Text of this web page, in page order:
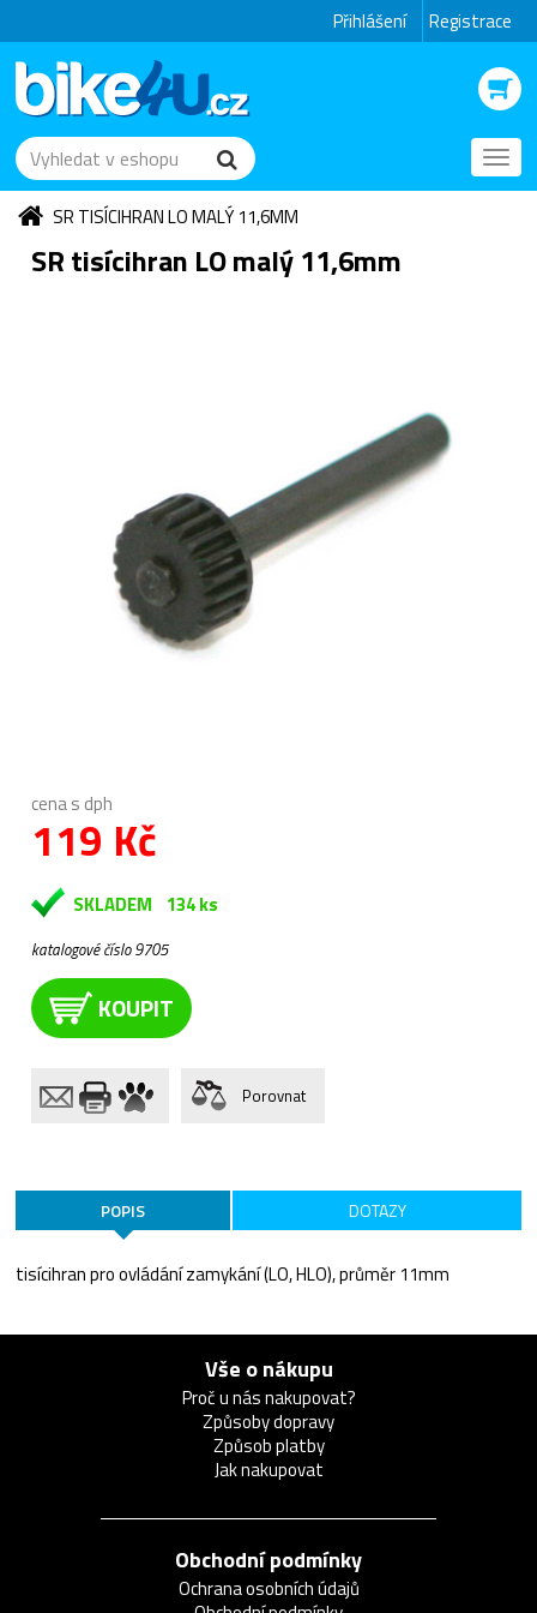
Přihlášení Registrace
SR TISÍCIHRAN LO MALÝ 11,6MM
SR tisícihran LO malý 11,6mm
cena s dph
119 Kč
SKLADEM 134 ks
katalogové číslo 9705
KOUPIT
Porovnat
POPIS DOTAZY
tisícihran pro ovládání zamykání (LO, HLO), průměr 11mm
Vše o nákupu
Proč u nás nakupovat?
Způsoby dopravy
Způsob platby
Jak nakupovat
Obchodní podmínky
Ochrana osobních údajů